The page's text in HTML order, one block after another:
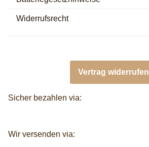
Widerrufsrecht
Vertrag widerrufen
Sicher bezahlen via:
Wir versenden via: